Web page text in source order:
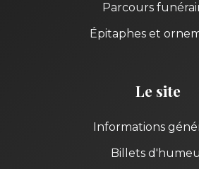
Parcours
Épitaphes et
Le site
Informations
Billets